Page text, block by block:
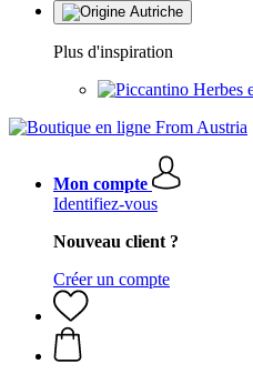
Plus d'inspiration
Herbes
Mon compte
Identifiez-vous
Nouveau client ?
Créer un compte